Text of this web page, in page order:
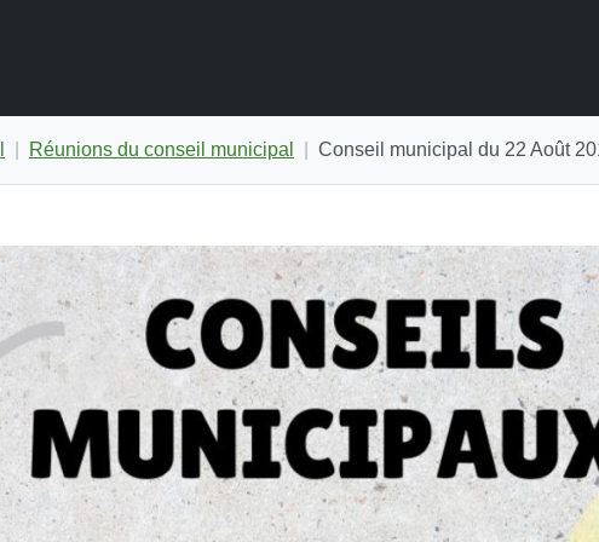
Réunions du conseil municipal Conseil municipal du 22 Août